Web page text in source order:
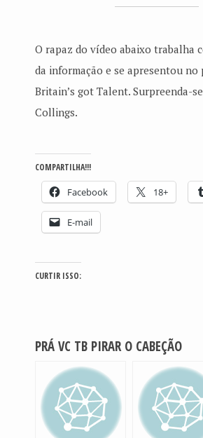
O rapaz do vídeo abaixo trabalha
da informação e se apresentou no
Britain’s got Talent. Surpreenda-
Collings.
COMPARTILHA!!!
Facebook 18+
E-mail
CURTIR ISSO:
PRÁ VC TB PIRAR O CABEÇÃO